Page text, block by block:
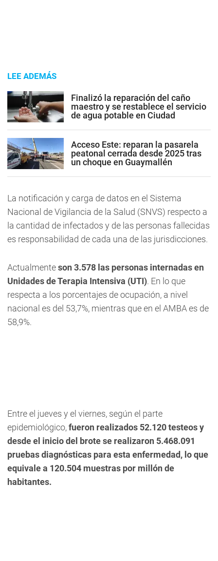
LEE ADEMÁS
Finalizó la reparación del caño
maestro y se restablece el servicio
de agua potable en Ciudad
Acceso Este: reparan la pasarela
peatonal cerrada desde 2025 tras
un choque en Guaymallén
La notificación y carga de datos en el Sistema
Nacional de Vigilancia de la Salud (SNVS) respecto a
la cantidad de infectados y de las personas fallecidas
es responsabilidad de cada una de las jurisdicciones.
Actualmenteson 3.578 las personas internadas en
Unidades de Terapia Intensiva (UTI). En lo que
respecta a los porcentajes de ocupación, a nivel
nacional es del 53,7%, mientras que en el AMBA es de
58,9%.
Entre el jueves y el viernes, según el parte
epidemiológico,fueron realizados 52.120 testeos y
desde el inicio del brote se realizaron 5.468.091
pruebas diagnósticas para esta enfermedad, lo que
equivale a 120.504 muestras por millón de
habitantes.